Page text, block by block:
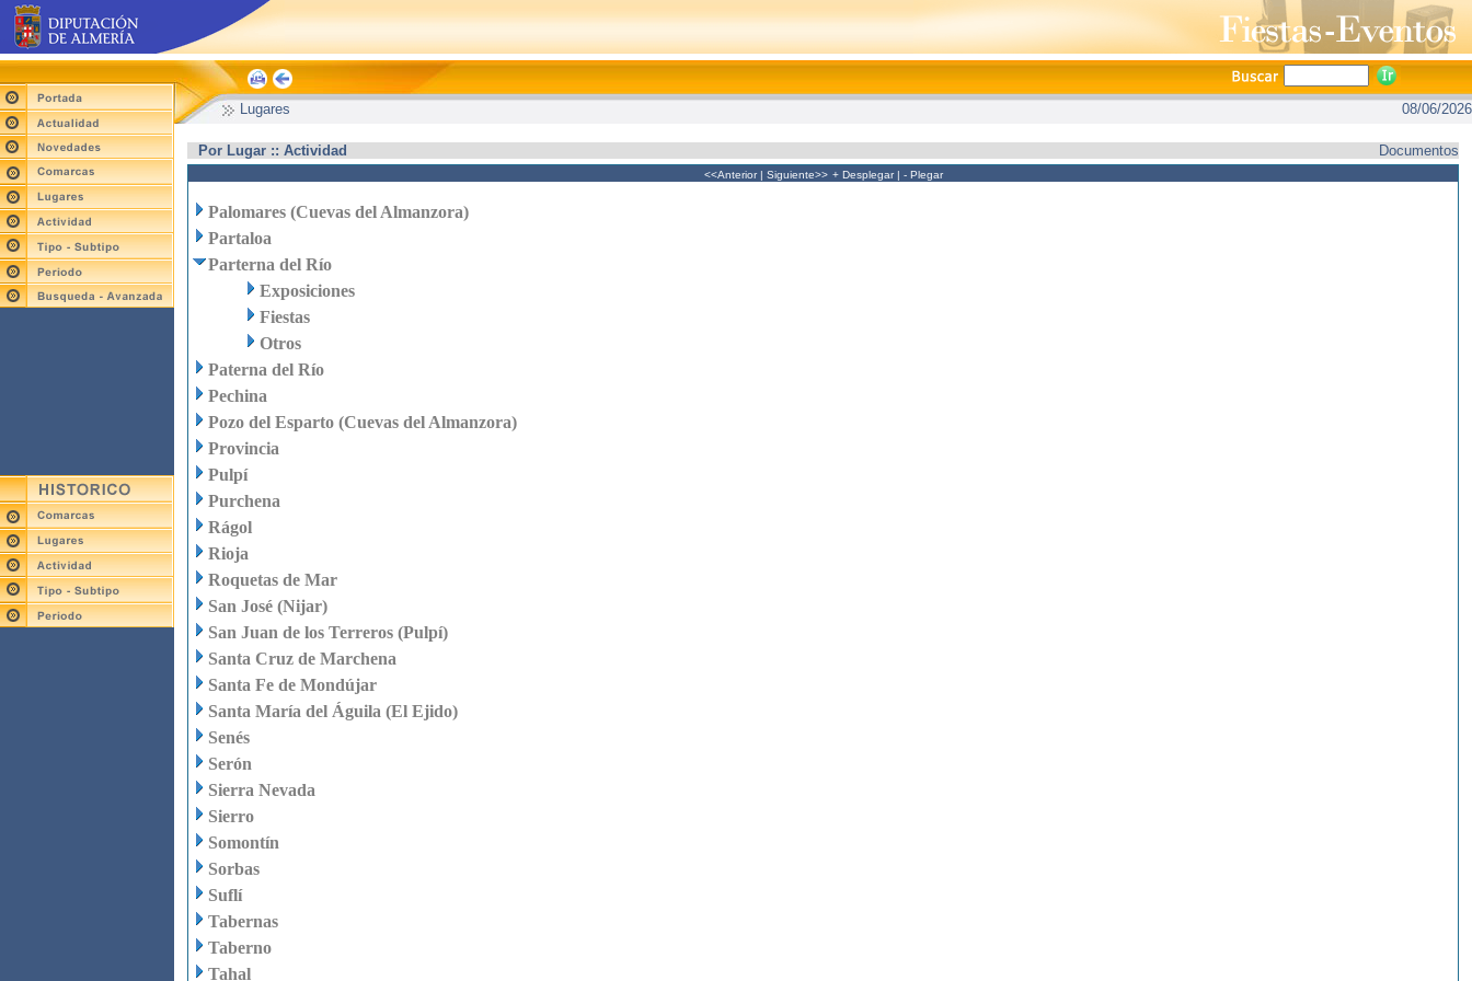
Lugares 08/06/2026
Por Lugar :: Actividad Documentos
<<Anterior| Siguiente>> + Desplegar| - Plegar
Palomares (Cuevas del Almanzora)
Partaloa
Parterna del Río
Exposiciones
Fiestas
Otros
Paterna del Río
Pechina
Pozo del Esparto (Cuevas del Almanzora)
Provincia
Pulpí
Purchena
Rágol
Rioja
Roquetas de Mar
San José (Nijar)
San Juan de los Terreros (Pulpí)
Santa Cruz de Marchena
Santa Fe de Mondújar
Santa María del Águila (El Ejido)
Senés
Serón
Sierra Nevada
Sierro
Somontín
Sorbas
Suflí
Tabernas
Taberno
Tahal